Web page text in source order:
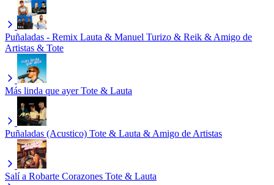
Puñaladas - Remix Lauta & Manuel Turizo & Reik & Amigo de
Artistas & Tote
Más linda que ayer Tote & Lauta
Puñaladas (Acustico) Tote & Lauta & Amigo de Artistas
Salí a Robarte Corazones Tote & Lauta